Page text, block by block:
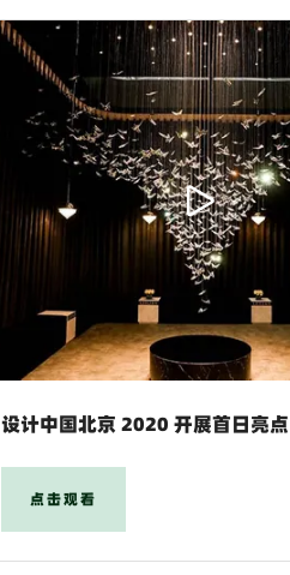
设计中国北京 2020 开展首日亮点
点击观看